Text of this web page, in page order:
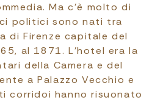
Ma c’è molto di
politici sono nati tra
di Firenze capitale del
al 1871. L’hotel era la
della Camera e del
a Palazzo Vecchio e
corridoi hanno risuonato